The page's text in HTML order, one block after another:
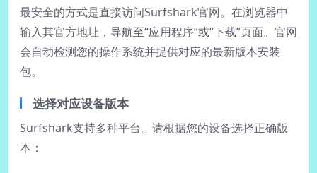
最安全的方式是直接访问Surfshark官网。在浏览器中
输入其官方地址，导航至“应用程序”或“下载”页面。官网
会自动检测您的操作系统并提供对应的最新版本安装
包。
选择对应设备版本
Surfshark支持多种平台。请根据您的设备选择正确版
本：